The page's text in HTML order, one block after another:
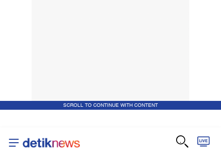
SCROLL TO CONTINUE WITH CONTENT